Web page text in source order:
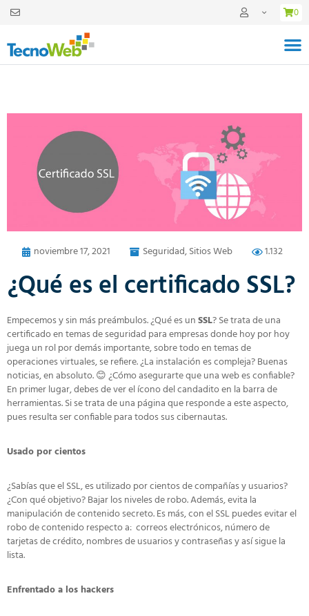
0
noviembre 17, 2021 Seguridad,Sitios Web 1.132
¿Qué es el certificado SSL?
Empecemos y sin más preámbulos. ¿Qué es unSSL? Se trata de una
certificado en temas de seguridad para empresas donde hoy por hoy
juega un rol por demás importante, sobre todo en temas de
operaciones virtuales, se refiere. ¿La instalación es compleja? Buenas
noticias, en absoluto. 😊 ¿Cómo asegurarte que una web es confiable?
En primer lugar, debes de ver el ícono del candadito en la barra de
herramientas. Si se trata de una página que responde a este aspecto,
pues resulta ser confiable para todos sus cibernautas.
Usado por cientos
¿Sabías que el SSL, es utilizado por cientos de compañías y usuarios?
¿Con qué objetivo? Bajar los niveles de robo. Además, evita la
manipulación de contenido secreto. Es más, con el SSL puedes evitar el
robo de contenido respecto a: correos electrónicos, número de
tarjetas de crédito, nombres de usuarios y contraseñas y así sigue la
lista.
Enfrentado a los hackers